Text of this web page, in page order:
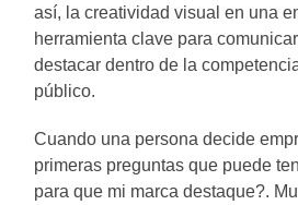
así, la creatividad visual en una
herramienta clave para
destacar dentro de la
público.
Cuando una persona decide
primeras preguntas que puede
para que mi marca destaque?.